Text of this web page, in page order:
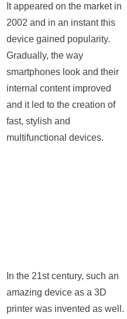
It appeared on the market in
2002 and in an instant this
device gained popularity.
Gradually, the way
smartphones look and their
internal content improved
and it led to the creation of
fast, stylish and
multifunctional devices.
In the 21st century, such an
amazing device as a 3D
printer was invented as well.